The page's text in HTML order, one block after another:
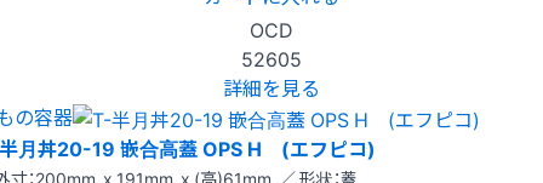
OCD
52605
詳細を見る
の容器
月丼20-19 嵌合高蓋 OPS H (エフピコ)